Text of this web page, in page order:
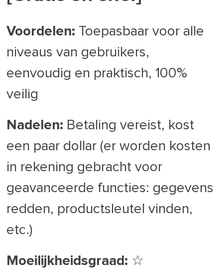
Voordelen: Toepasbaar voor alle
niveaus van gebruikers,
eenvoudig en praktisch, 100%
veilig
Nadelen: Betaling vereist, kost
een paar dollar (er worden kosten
in rekening gebracht voor
geavanceerde functies: gegevens
redden, productsleutel vinden,
etc.)
Moeilijkheidsgraad: ☆